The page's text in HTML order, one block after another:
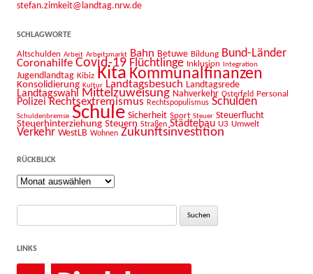
stefan.zimkeit@landtag.nrw.de
SCHLAGWORTE
Altschulden Arbeit Arbeitsmarkt Bahn Betuwe Bildung Bund-Länder
Coronahilfe Covid-19 Flüchtlinge Inklusion Integration
Jugendlandtag Kibiz Kita Kommunalfinanzen
Konsolidierung Kultur Landtagsbesuch Landtagsrede
Landtagswahl Mittelzuweisung Nahverkehr Osterfeld Personal
Polizei Rechtsextremismus Rechtspopulismus Schulden
Schuldenbremse Schule Sicherheit Sport Steuer Steuerflucht
Steuerhinterziehung Steuern Straßen Städtebau U3 Umwelt
Verkehr WestLB Wohnen Zukunftsinvestition
RÜCKBLICK
Rückblick
Suche
LINKS